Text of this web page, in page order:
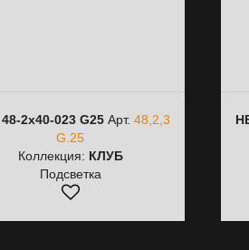
2х40-023 G25Арт. 48,2,3
G.25
Коллекция: КЛУБ
Подсветка